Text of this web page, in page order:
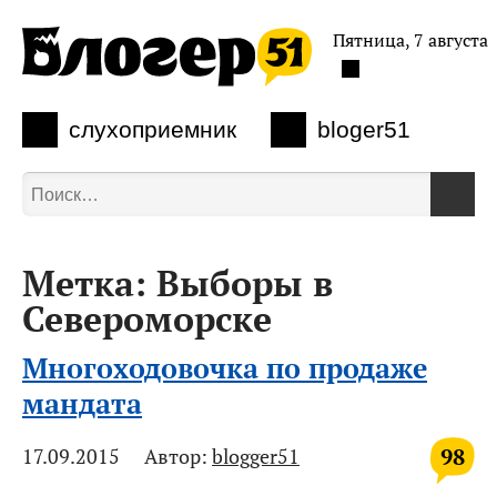
слухоприемник bloger51
Пятница, 7 августа
Метка: Выборы в
Североморске
Многоходовочка по продаже
мандата
98
17.09.2015 Автор: blogger51